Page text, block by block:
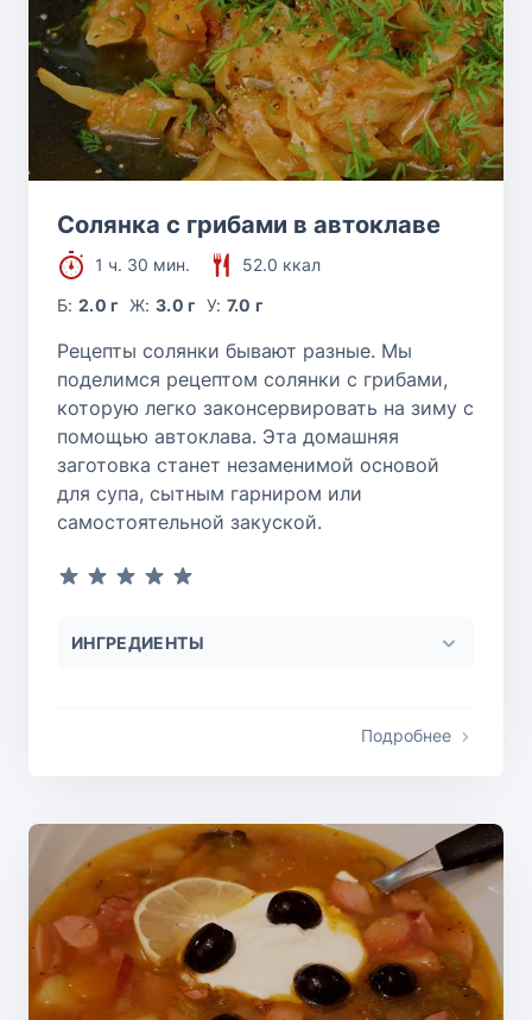
Солянка с грибами в автоклаве
1 ч. 30 мин.
52.0 ккал
Б:2.0 г Ж: 3.0 г У: 7.0 г
Рецепты солянки бывают разные. Мы
поделимся рецептом солянки с грибами,
которую легко законсервировать на зиму с
помощью автоклава. Эта домашняя
заготовка станет незаменимой основой
для супа, сытным гарниром или
самостоятельной закуской.
ИНГРЕДИЕНТЫ
Подробнее